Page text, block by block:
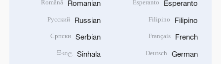
Esperanto
Esperanto
Filipino
Filipino
French
Français
German
Deutsch
Romanian
Română
Russian
Русский
Serbian
Српски
Sinhala
සිංහල